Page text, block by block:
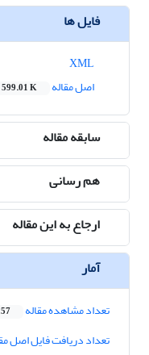
فایل ها
اصل مقاله
599.01 K
سابقه مقاله
هم رسانی
ارجاع به این مقاله
آمار
تعداد مشاهده مقاله
تعداد دریافت فایل اصل